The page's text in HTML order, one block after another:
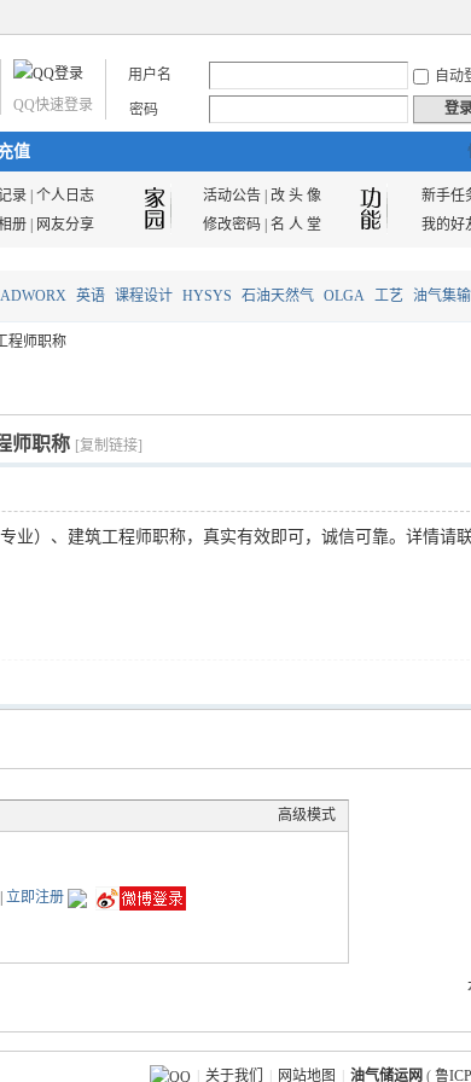
用户名 自动
密码
登
QQ快速登录
值
录 个人日志 活动公告| 改 头 像 新手任
册 网友分享 修改密码| 名 人 堂 我的好
英语 课程设计 HYSYS 石油天然气 OLGA 工艺 油气集输
程师职称
师职称 [复制链接]
业）、建筑工程师职称，真实有效即可，诚信可靠。 详情请
高级模式
立即注册
关于我们 网站地图 油气储运网 ( 鲁